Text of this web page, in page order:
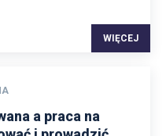
WIĘCEJ
a praca na